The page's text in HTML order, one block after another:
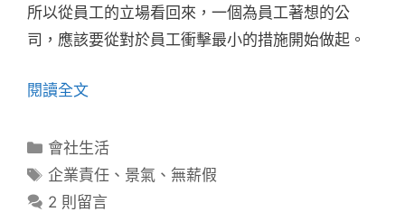
所以從員工的立場看回來，一個為員工著想的公
司，應該要從對於員工衝擊最小的措施開始做起。
閱讀全文
分
類
會社生活
標
籤
企業責任 、 景氣 、 無薪假
2 則留言